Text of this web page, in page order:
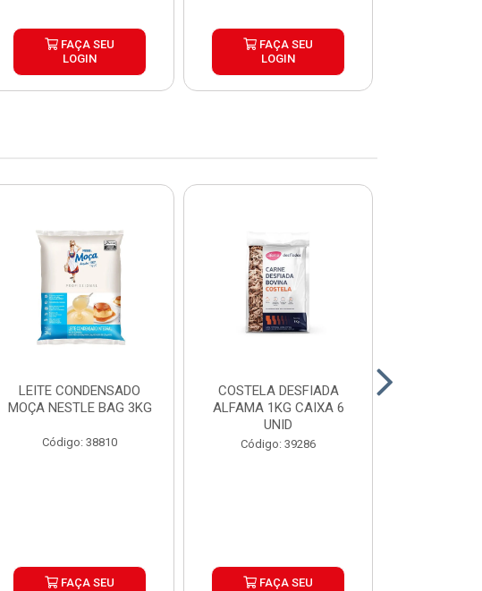
FAÇA SEU
LOGIN
FAÇA SEU
LOGIN
LEITE CONDENSADO
MOÇA NESTLE BAG 3KG
Código: 38810
FAÇA SEU
COSTELA DESFIADA
ALFAMA 1KG CAIXA 6
UNID
Código: 39286
FAÇA SEU